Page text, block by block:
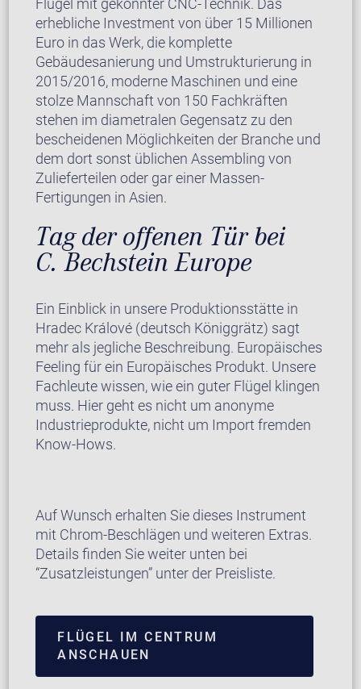
erhebliche Investment von über 15 Millionen
Euro in das Werk, die komplette
Gebäudesanierung und Umstrukturierung in
2015/2016, moderne Maschinen und eine
stolze Mannschaft von 150 Fachkräften
stehen im diametralen Gegensatz zu den
bescheidenen Möglichkeiten der Branche und
dem dort sonst üblichen Assembling von
Zulieferteilen oder gar einer Massen-
Fertigungen in Asien.
Tag der offenen Tür bei
C. Bechstein Europe
Ein Einblick in unsere Produktionsstätte in
Hradec Králové (deutsch Königgrätz) sagt
mehr als jegliche Beschreibung. Europäisches
Feeling für ein Europäisches Produkt. Unsere
Fachleute wissen, wie ein guter Flügel klingen
muss. Hier geht es nicht um anonyme
Industrieprodukte, nicht um Import fremden
Know-Hows.
Auf Wunsch erhalten Sie dieses Instrument
mit Chrom-Beschlägen und weiteren Extras.
Details finden Sie weiter unten bei
“Zusatzleistungen” unter der Preisliste.
FLÜGEL IM CENTRUM
ANSCHAUEN